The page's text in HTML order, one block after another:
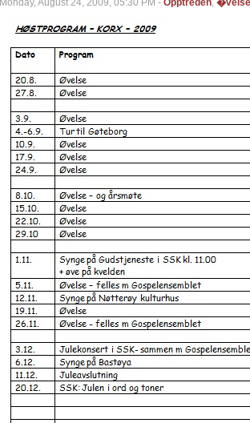
Monday, August 24, 2009, 05:30 PM - Opptreden, �velse